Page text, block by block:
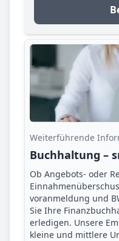
Weiterführende
Buchhaltung –
Ob Angebots- oder
voranmeldung und
Sie Ihre
erledigen. Unsere
kleine und mittlere